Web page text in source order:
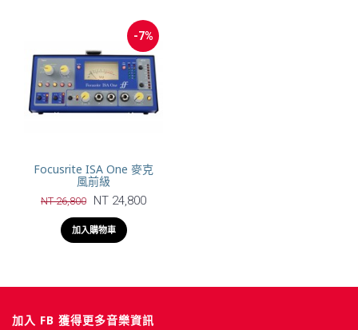
-7%
Focusrite ISA One 麥克
風前級
NT 26,800 NT 24,800
加入購物車
加入 FB 獲得更多音樂資訊